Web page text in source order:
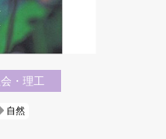
・理工
自然